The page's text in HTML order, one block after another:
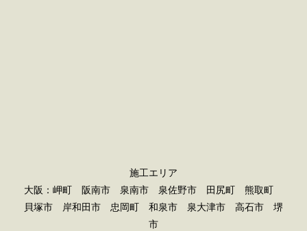
施工エリア
大阪：岬町 阪南市 泉南市 泉佐野市 田尻町 熊取町
貝塚市 岸和田市 忠岡町 和泉市 泉大津市 高石市 堺
市